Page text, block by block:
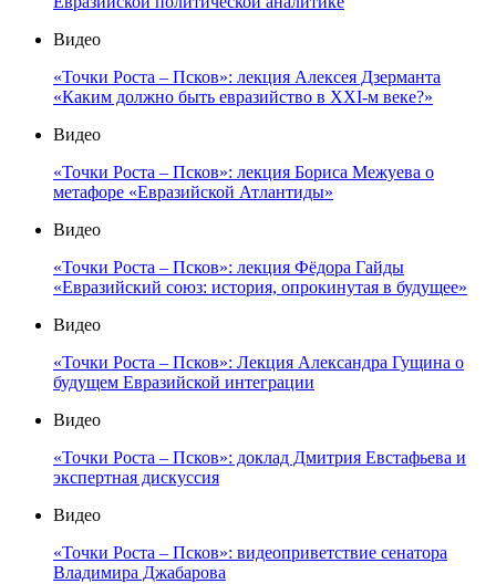
Видео
«Точки Роста – Псков»: лекция Алексея Дзерманта
«Каким должно быть евразийство в XXI-м веке?»
Видео
«Точки Роста – Псков»: лекция Бориса Межуева о
метафоре «Евразийской Атлантиды»
Видео
«Точки Роста – Псков»: лекция Фёдора Гайды
«Евразийский союз: история, опрокинутая в будущее»
Видео
«Точки Роста – Псков»: Лекция Александра Гущина о
будущем Евразийской интеграции
Видео
«Точки Роста – Псков»: доклад Дмитрия Евстафьева и
экспертная дискуссия
Видео
«Точки Роста – Псков»: видеоприветствие сенатора
Владимира Джабарова